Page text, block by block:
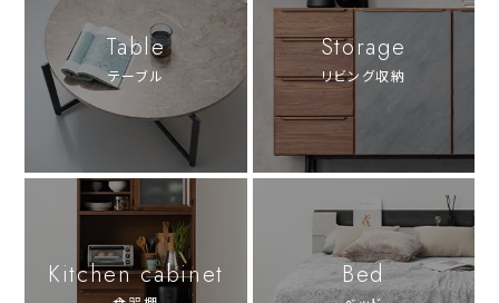
Table
テーブル
Storage
リビング収納
Kitchen cabinet Bed